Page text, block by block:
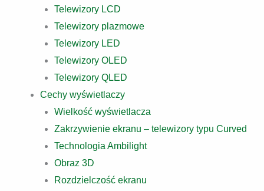
Telewizory LCD
Telewizory plazmowe
Telewizory LED
Telewizory OLED
Telewizory QLED
Cechy wyświetlaczy
Wielkość wyświetlacza
Zakrzywienie ekranu – telewizory typu Curved
Technologia Ambilight
Obraz 3D
Rozdzielczość ekranu